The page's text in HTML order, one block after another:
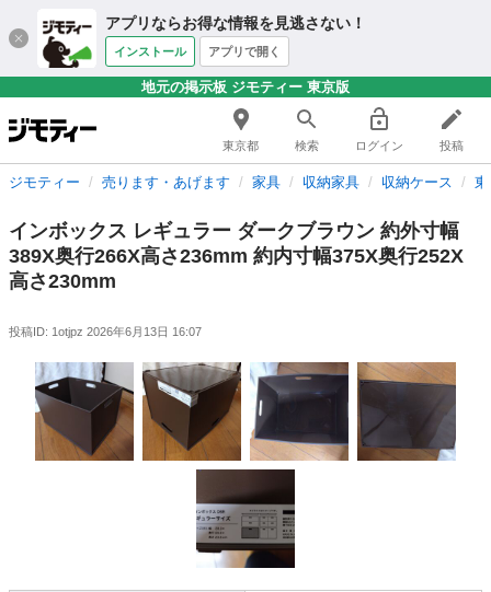
アプリならお得な情報を見逃さない！
インストール アプリで開く
地元の掲示板 ジモティー 東京版
東京都 検索 ログイン 投稿
ジモティー 売ります・あげます 家具 収納家具 収納ケース
インボックス レギュラー ダークブラウン 約外寸幅
389X奥行266X高さ236mm 約内寸幅375X奥行252X
高さ230mm
投稿ID: 1otjpz 2026年6月13日 16:07